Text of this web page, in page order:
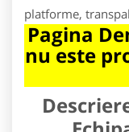
platforme,
Pagina
nu este